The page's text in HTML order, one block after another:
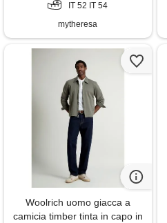
IT 52 IT 54
mytheresa
Woolrich uomo giacca a
camicia timber tinta in capo in